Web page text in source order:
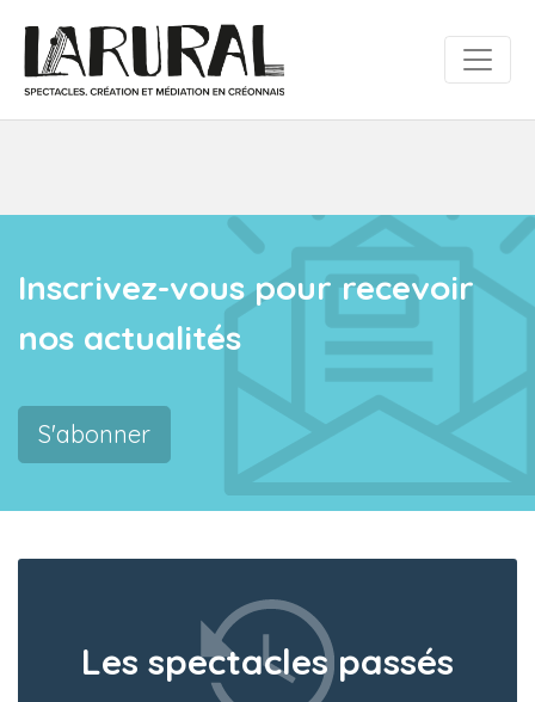
Inscrivez-vous pour recevoir
nos actualités
S'abonner
Les spectacles passés